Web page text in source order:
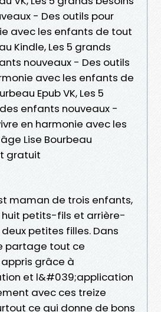
- Des outils pour
avec les enfants de tout
Kindle, Les 5 grands
nouveaux - Des outils
avec les enfants de
Epub VK, Les 5
enfants nouveaux -
en harmonie avec les
Lise Bourbeau
gratuit
maman de trois enfants,
petits-fils et arrière-
petites filles. Dans
partage tout ce
grâce à
et l&#039;application
avec ces treize
ce qui donne de bons